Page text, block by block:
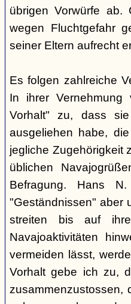
übrigen Vorwürfe ab.
wegen Fluchtgefahr
seiner Eltern aufrecht
Es folgen zahlreiche
In ihrer
Vorhalt" zu, dass
ausgeliehen habe,
jegliche Zugehörigkeit
üblichen
Befragung. Hans
"Geständnissen" aber
streiten bis auf
Navajoaktivitäten
vermeiden lässt,
Vorhalt gebe ich zu,
zusammenzustossen,